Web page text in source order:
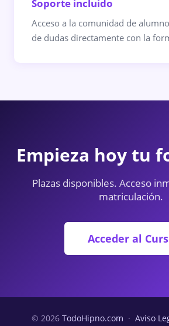
Soporte incluido
Acceso a la comunidad de
de dudas directamente con la
Empieza hoy tu
Plazas disponibles. Acceso
matriculación.
Acceder al
© 2026 TodoHipno.com · Aviso